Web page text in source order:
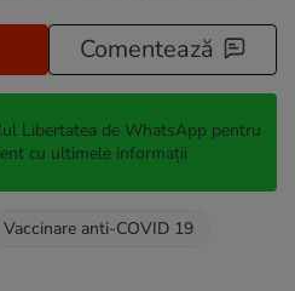
Comentează
Libertatea de WhatsApp pentru
cu ultimele informații
Vaccinare anti-COVID 19